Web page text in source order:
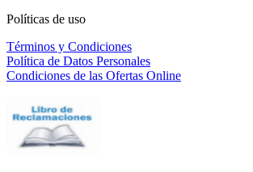
Políticas de uso
Términos y Condiciones
Política de Datos Personales
Condiciones de las Ofertas Online